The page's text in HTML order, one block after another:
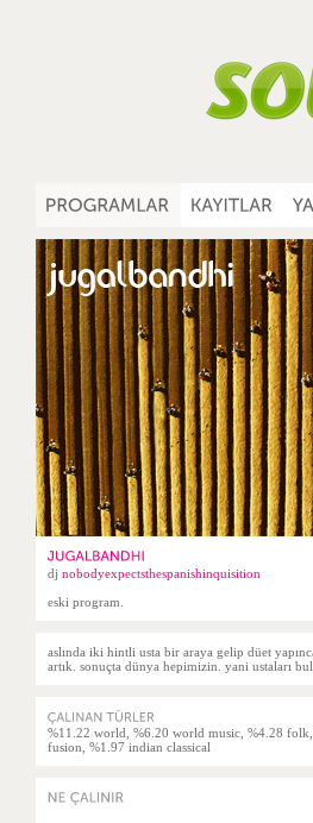
dj nobodyexpectsthespanishinquisition
eski program.
aslında iki hintli usta bir araya gelip düet
artık. sonuçta dünya hepimizin. yani ustaları
%11.22 world, %6.20 world music, %4.28
fusion, %1.97 indian classical